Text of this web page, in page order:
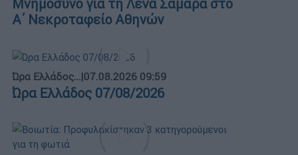
Μνημόσυνο για τη Λένα Σαμαρά στο
Α΄ Νεκροταφείο Αθηνών
Ώρα Ελλάδος...|07.08.2026 09:59
Ώρα Ελλάδος 07/08/2026